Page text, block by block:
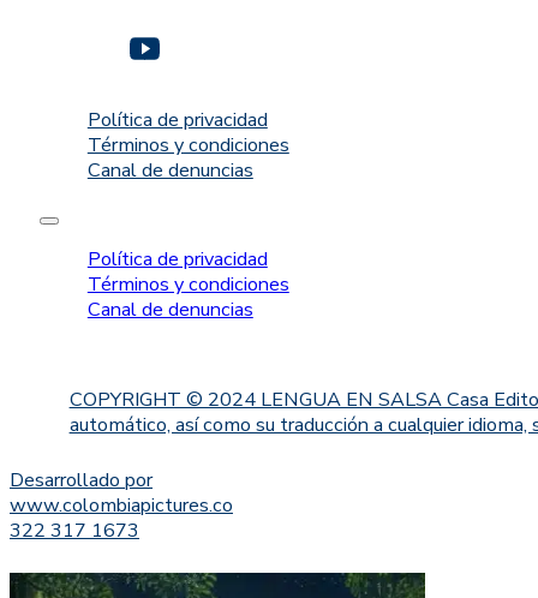
Política de privacidad
Términos y condiciones
Canal de denuncias
Política de privacidad
Términos y condiciones
Canal de denuncias
COPYRIGHT © 2024 LENGUA EN SALSA Casa
automático, así como su traducción a cualquier
Desarrollado por
www.colombiapictures.co
322 317 1673